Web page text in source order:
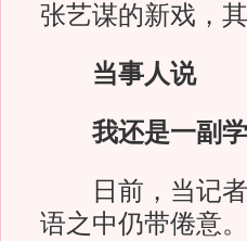
张艺谋的新戏，
当事人说
我还是一副学
日前，当记者
语之中仍带倦意